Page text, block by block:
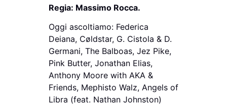
Regia: Massimo Rocca.
Oggi ascoltiamo: Federica
Deiana, Cøldstar, G. Cistola & D.
Germani, The Balboas, Jez Pike,
Pink Butter, Jonathan Elias,
Anthony Moore with AKA &
Friends, Mephisto Walz, Angels of
Libra (feat. Nathan Johnston)